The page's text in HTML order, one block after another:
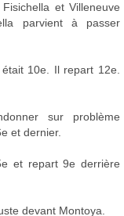
et Villeneuve
parvient à passer
10e. Il repart 12e.
sur problème
et dernier.
et repart 9e derrière
devant Montoya.